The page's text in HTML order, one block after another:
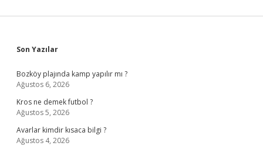
Sidebar
Son Yazılar
Bozköy plajında kamp yapılır mı ?
Ağustos 6, 2026
Kros ne demek futbol ?
Ağustos 5, 2026
Avarlar kimdir kısaca bilgi ?
Ağustos 4, 2026